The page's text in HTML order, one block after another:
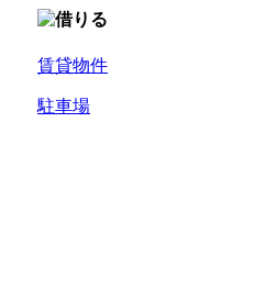
賃貸物件
駐車場